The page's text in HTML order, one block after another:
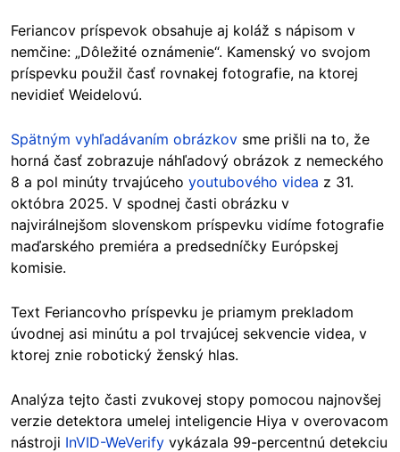
Feriancov príspevok obsahuje aj koláž s nápisom v
nemčine: „Dôležité oznámenie“. Kamenský vo svojom
príspevku použil časť rovnakej fotografie, na ktorej
nevidieť Weidelovú.
Spätným vyhľadávaním obrázkov sme prišli na to, že
horná časť zobrazuje náhľadový obrázok z nemeckého
8 a pol minúty trvajúceho youtubového videa z 31.
októbra 2025. V spodnej časti obrázku v
najvirálnejšom slovenskom príspevku vidíme fotografie
maďarského premiéra a predsedníčky Európskej
komisie.
Text Feriancovho príspevku je priamym prekladom
úvodnej asi minútu a pol trvajúcej sekvencie videa, v
ktorej znie robotický ženský hlas.
Analýza tejto časti zvukovej stopy pomocou najnovšej
verzie detektora umelej inteligencie Hiya v overovacom
nástroji InVID-WeVerify vykázala 99-percentnú detekciu